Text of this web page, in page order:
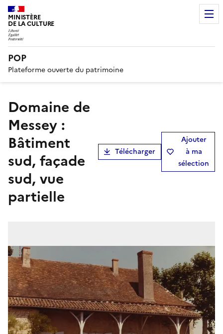
MINISTÈRE
DE LA CULTURE
POP
Plateforme ouverte du patrimoine
Domaine de
Messey :
Bâtiment
sud, façade
sud, vue
partielle
Télécharger
Ajouter
à ma
sélection